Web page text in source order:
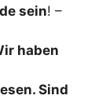
sein! –
haben
Sind